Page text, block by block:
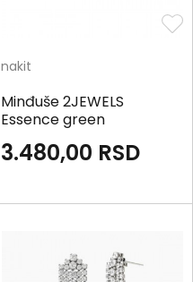
nakit
Minđuše 2JEWELS
Essence green
3.480,00 RSD